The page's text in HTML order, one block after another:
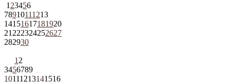
1 23456
78910111213
14151617181920
21 222324252627
282930
1 2
3456789
10111213141516